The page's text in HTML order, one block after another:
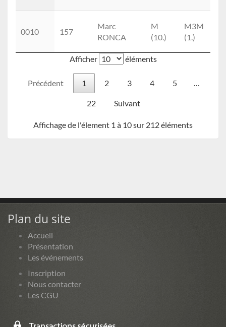
0010 157
Marc
RONCA
M
(10.)
M3M
(1.)
Afficher
éléments
Précédent 1 2 3 4 5 …
22 Suivant
Affichage de l'élement 1 à 10 sur 212 éléments
Plan du site
Accueil
Présentation
Les événements
Inscription
Nous contacter
Les CGU